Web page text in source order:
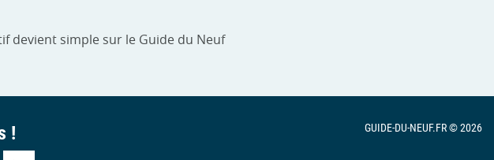
devient simple sur le Guide du Neuf
! GUIDE-DU-NEUF.FR © 2026